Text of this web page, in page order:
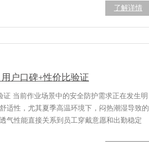
了解详情
户口碑+性价比验证
当前作业场景中的安全防护需求正在发生明
适性，尤其夏季高温环境下，闷热潮湿导致的
气性能直接关系到员工穿戴意愿和出勤稳定